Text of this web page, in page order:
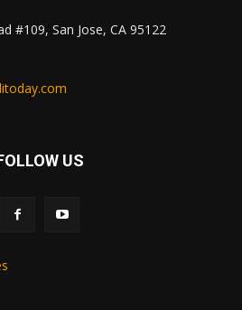
#109, San Jose, CA 95122
US